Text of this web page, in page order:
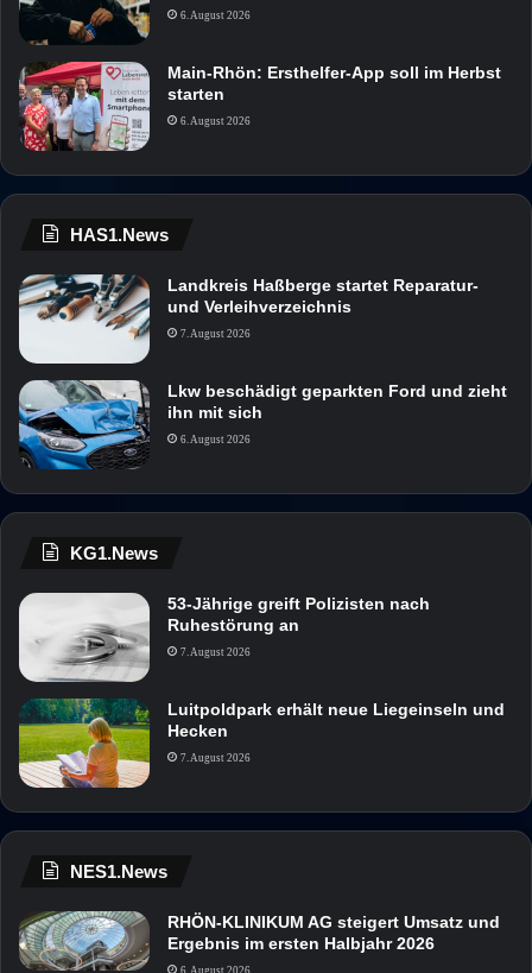
6. August 2026
Main-Rhön: Ersthelfer-App soll im Herbst
starten
6. August 2026
HAS1.News
Landkreis Haßberge startet Reparatur-
und Verleihverzeichnis
7. August 2026
Lkw beschädigt geparkten Ford und zieht
ihn mit sich
6. August 2026
KG1.News
53-Jährige greift Polizisten nach
Ruhestörung an
7. August 2026
Luitpoldpark erhält neue Liegeinseln und
Hecken
7. August 2026
NES1.News
RHÖN-KLINIKUM AG steigert Umsatz und
Ergebnis im ersten Halbjahr 2026